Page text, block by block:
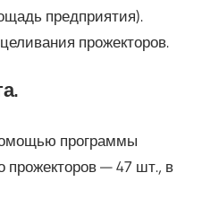
предприятия).
прожекторов.
программы
прожекторов — 47 шт., в